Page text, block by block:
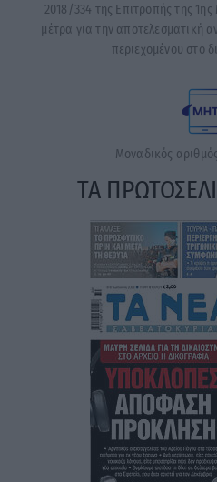
2018/334 της Επιτροπής της
μέτρα για την αποτελεσματική
περιεχομένου στο
Μοναδικός
ΤΑ